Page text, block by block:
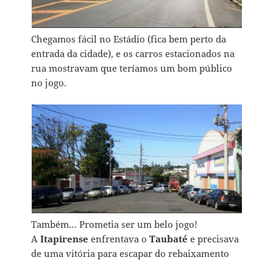
Chegamos fácil no Estádio (fica bem perto da
entrada da cidade), e os carros estacionados na
rua mostravam que teríamos um bom público
no jogo.
Também… Prometia ser um belo jogo!
AItapirenseenfrentava oTaubaté e precisava
de uma vitória para escapar do rebaixamento